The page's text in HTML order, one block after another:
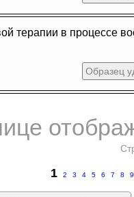
терапии в процессе
Образец
1 2 3 4 5 6 7 8 9